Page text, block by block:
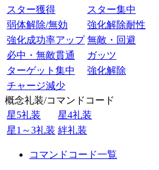
スター獲得
スター集中
弱体解除/無効
強化解除耐性
強化成功率アップ 無敵・回避
必中・無敵貫通
ガッツ
ターゲット集中
強化解除
チャージ減少
概念礼装/コマンドコード
星5礼装
星4礼装
星1～3礼装 絆礼装
コマンドコード一覧